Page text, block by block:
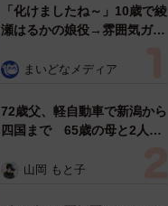
「化けましたね～」10歳で綾
瀬はるかの娘役→雰囲気ガラ
雰囲気が」「宝塚に入れそ
まいどなメディア
72歳父、軽自動車で新潟から
四国まで 65歳の母と2人で
憩まで分刻み… 「大学生で
山岡 もと子